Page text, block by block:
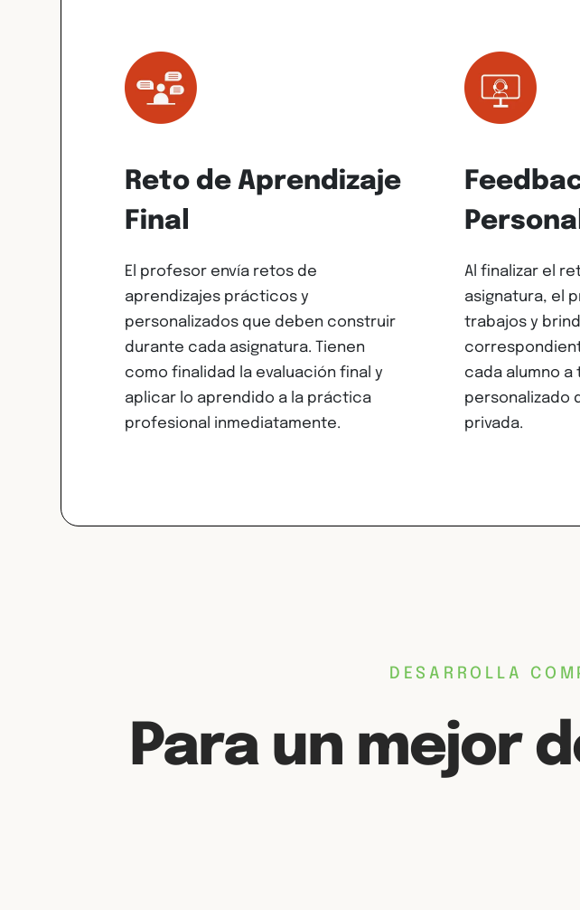
Reto de Aprendizaje
Final
El profesor envía retos de
aprendizajes prácticos y
personalizados que deben construir
durante cada asignatura. Tienen
como finalidad la evaluación final y
aplicar lo aprendido a la práctica
profesional inmediatamente.
Al finalizar el
asignatura, el
trabajos y
cada alumno a
personalizado
privada.
DESARROLLA
Para un mejor